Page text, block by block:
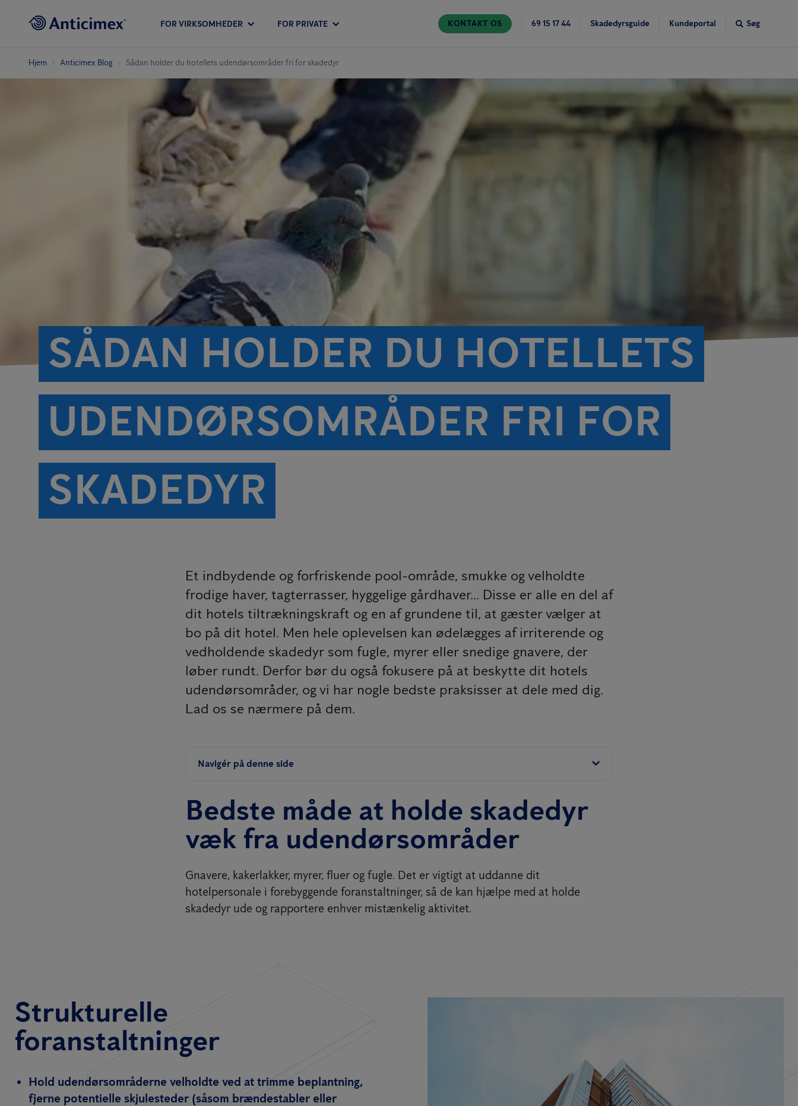
FOR VIRKSOMHEDER FOR PRIVATE KONTAKT OS 69 15 17 44 Skadedyrsguide Kundeportal Søg
Hjem Anticimex Blog Sådan holder du hotellets udendørsområder fri for skadedyr
SÅDAN HOLDER DU HOTELLETS
UDENDØRSOMRÅDER FRI FOR
SKADEDYR
Et indbydende og forfriskende pool-område, smukke og velholdte
frodige haver, tagterrasser, hyggelige gårdhaver... Disse er alle en del af
dit hotels tiltrækningskraft og en af grundene til, at gæster vælger at
bo på dit hotel. Men hele oplevelsen kan ødelægges af irriterende og
vedholdende skadedyr som fugle, myrer eller snedige gnavere, der
løber rundt. Derfor bør du også fokusere på at beskytte dit hotels
udendørsområder, og vi har nogle bedste praksisser at dele med dig.
Lad os se nærmere på dem.
Navigér på denne side
Bedste måde at holde skadedyr
væk fra udendørsområder
Gnavere, kakerlakker, myrer, fluer og fugle. Det er vigtigt at uddanne dit
hotelpersonale i forebyggende foranstaltninger, så de kan hjælpe med at holde
skadedyr ude og rapportere enhver mistænkelig aktivitet.
Strukturelle
foranstaltninger
Hold udendørsområderne velholdte ved at trimme beplantning,
fjerne potentielle skjulesteder (såsom brændestabler eller